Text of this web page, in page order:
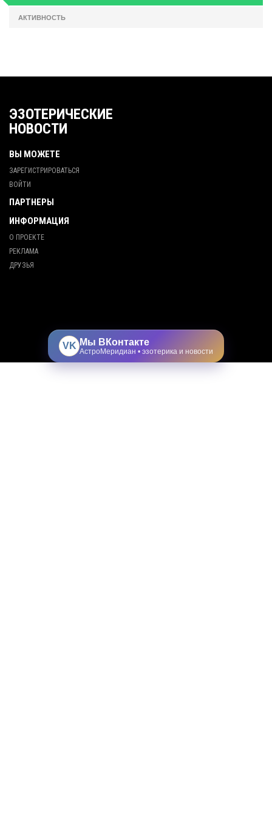
АКТИВНОСТЬ
ЭЗОТЕРИЧЕСКИЕ
НОВОСТИ
ВЫ МОЖЕТЕ
ЗАРЕГИСТРИРОВАТЬСЯ
ВОЙТИ
ПАРТНЕРЫ
ИНФОРМАЦИЯ
О ПРОЕКТЕ
РЕКЛАМА
ДРУЗЬЯ
VK Мы ВКонтакте
АстроМеридиан • эзотерика и новости